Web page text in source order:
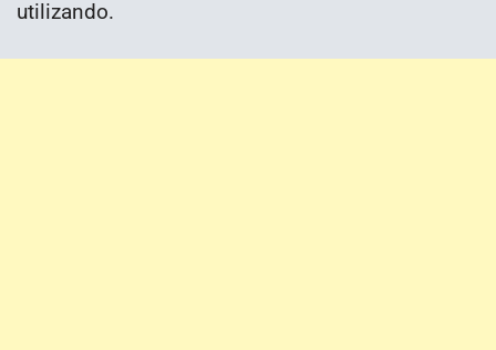
utilizando.